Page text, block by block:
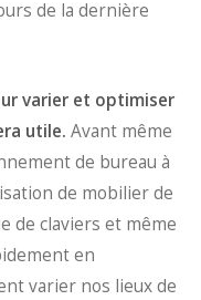
de la dernière
varier et optimiser
utile. Avant même
de bureau à
de mobilier de
de claviers et même
en
varier nos lieux de